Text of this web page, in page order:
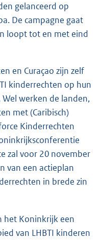
gelanceerd op
De campagne gaat
loopt tot en met eind
en Curaçao zijn zelf
kinderrechten op hun
werken de landen,
met (Caribisch)
Kinderrechten
zal voor 20 november
van een actieplan
in brede zin
het Koninkrijk een
van LHBTI kinderen